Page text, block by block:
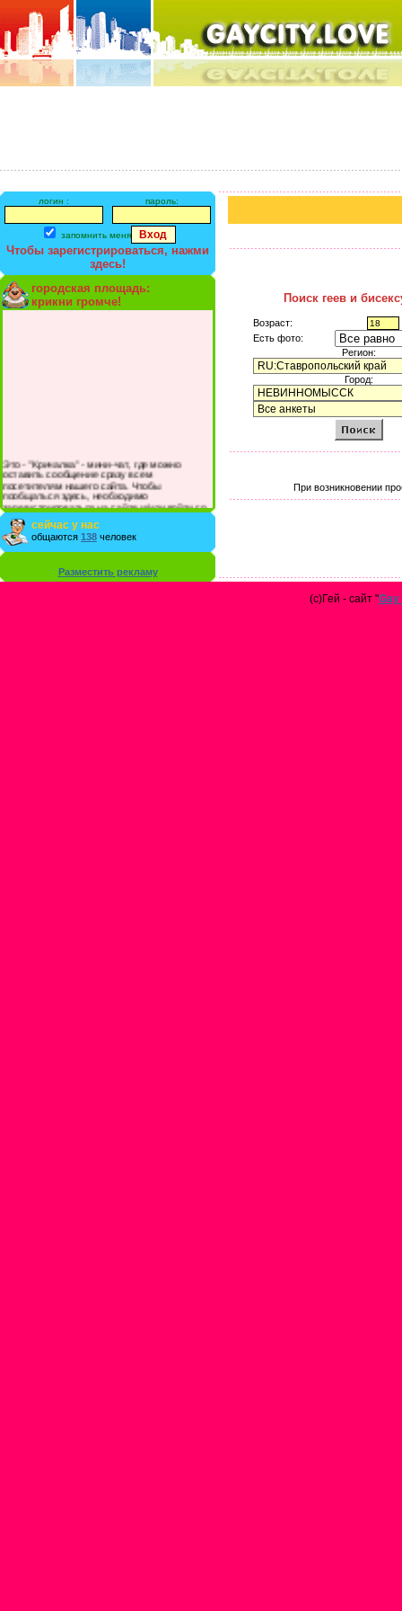
логин : пароль:
запомнить меня
Чтобы зарегистрироваться, нажми
здесь!
городская площадь:
крикни громче!
Это - "Кричалка" - мини-чат, где можно
оставить сообщение сразу всем
посетителям нашего сайта. Чтобы
пообщаться здесь, необходимо
зарегистрироваться на сайте и/или войти со
своими логином и паролем.
сейчас у нас
общаются 138 человек
Разместить рекламу
Поиск геев и
Возраст:
Есть фото:
Регион:
Город:
При возникновении
(с)Гей - сайт "Gay